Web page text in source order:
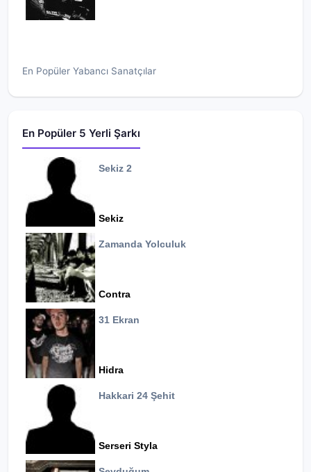
En Popüler Yabancı Sanatçılar
En Popüler 5 Yerli Şarkı
Sekiz 2
Sekiz
Zamanda Yolculuk
Contra
31 Ekran
Hidra
Hakkari 24 Şehit
Serseri Styla